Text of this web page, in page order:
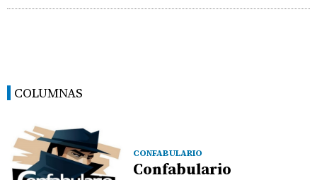
COLUMNAS
CONFABULARIO
Confabulario